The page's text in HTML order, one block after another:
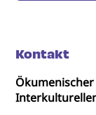
Kontakt